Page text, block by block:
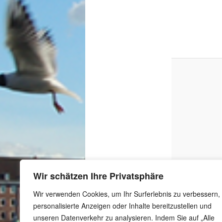
Wir schätzen Ihre Privatsphäre
Wir verwenden Cookies, um Ihr Surferlebnis zu verbessern,
personalisierte Anzeigen oder Inhalte bereitzustellen und
unseren Datenverkehr zu analysieren. Indem Sie auf „Alle